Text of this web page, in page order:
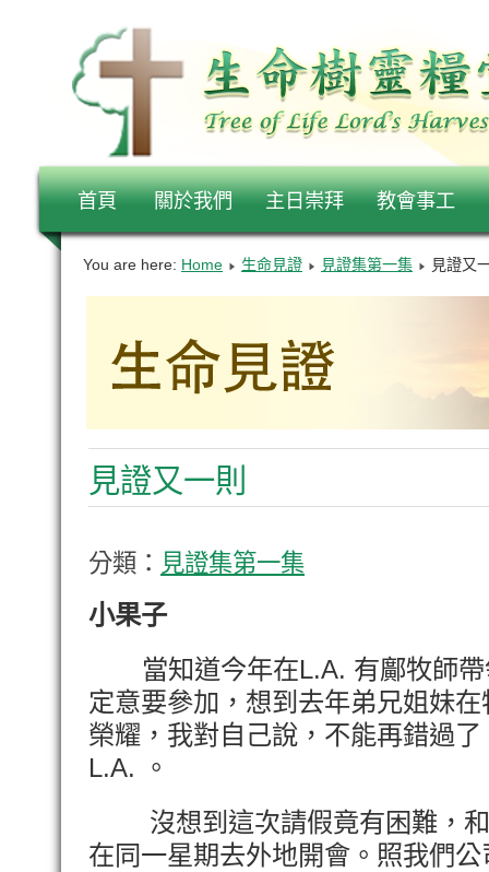
首頁 關於我們 主日崇拜 教會事工
You are here: Home 生命見證 見證集第一集 見證又
見證又一則
分類： 見證集第一集
小果子
當知道今年在L.A. 有鄺牧師帶
定意要參加，想到去年弟兄姐妹
榮耀，我對自己說，不能再錯過
L.A. 。
沒想到這次請假竟有困難，和
在同一星期去外地開會。照我們